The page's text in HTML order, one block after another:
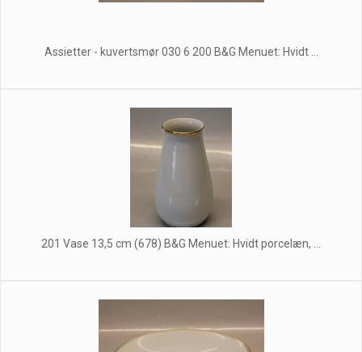
Assietter - kuvertsmør 030 6 200 B&G Menuet: Hvidt ...
201 Vase 13,5 cm (678) B&G Menuet: Hvidt porcelæn, ...